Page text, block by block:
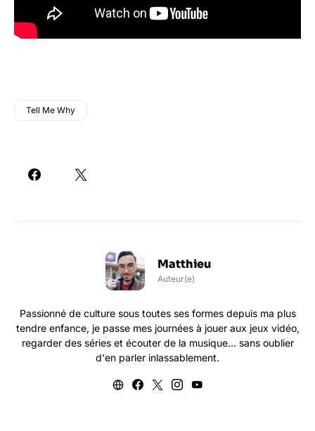
Tell Me Why
Matthieu
Auteur(e)
Passionné de culture sous toutes ses formes depuis ma plus
tendre enfance, je passe mes journées à jouer aux jeux vidéo,
regarder des séries et écouter de la musique... sans oublier
d'en parler inlassablement.